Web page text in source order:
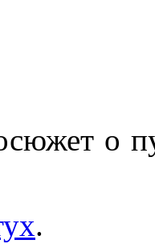
о
.